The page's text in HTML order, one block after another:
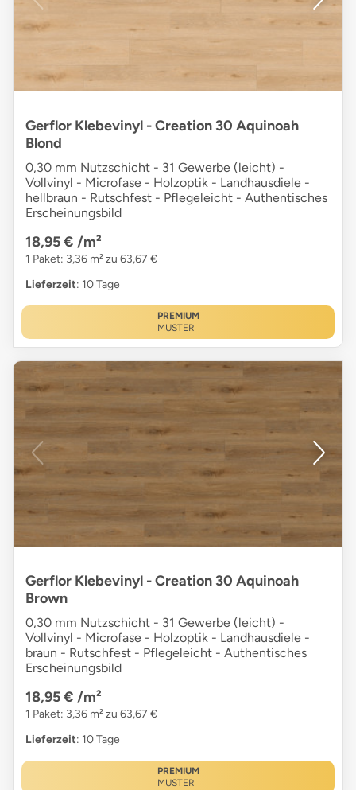
Gerflor Klebevinyl - Creation 30 Aquinoah
Blond
0,30 mm Nutzschicht - 31 Gewerbe (leicht) -
Vollvinyl - Microfase - Holzoptik - Landhausdiele -
hellbraun - Rutschfest - Pflegeleicht - Authentisches
Erscheinungsbild
18,95 € /m²
1 Paket: 3,36 m² zu 63,67 €
Lieferzeit: 10 Tage
PREMIUM
MUSTER
Gerflor Klebevinyl - Creation 30 Aquinoah
Brown
0,30 mm Nutzschicht - 31 Gewerbe (leicht) -
Vollvinyl - Microfase - Holzoptik - Landhausdiele -
braun - Rutschfest - Pflegeleicht - Authentisches
Erscheinungsbild
18,95 € /m²
1 Paket: 3,36 m² zu 63,67 €
Lieferzeit: 10 Tage
PREMIUM
MUSTER